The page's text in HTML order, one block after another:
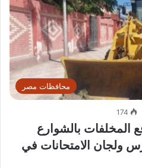
محافظات مصر
174
المخلفات بالشوارع
ولجان الامتحانات في